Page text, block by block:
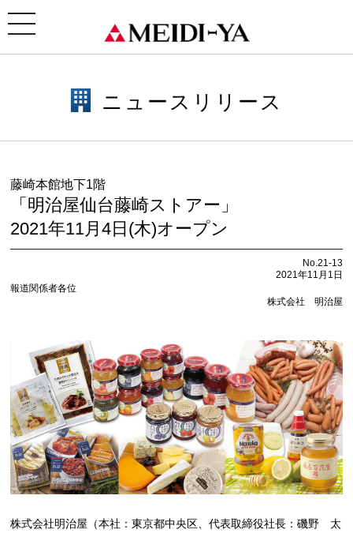
toggle
navigation
プン
ニュースリリース
藤崎本館地下1階
「明治屋仙台藤崎ストアー」
2021年11月4日(木)オープン
No.21-13
2021年11月1日
報道関係者各位
株式会社 明治屋
株式会社明治屋（本社：東京都中央区、代表取締役社長：磯野 太